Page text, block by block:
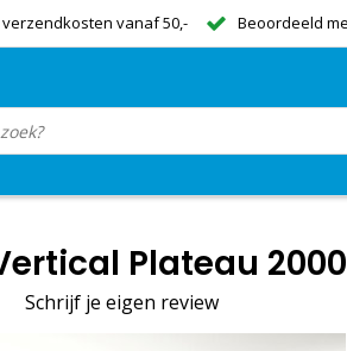
vanaf 50,- Beoordeeld
Plateau
Schrijf je eigen review